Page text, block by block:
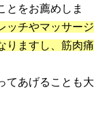
とをお薦めしま
ッチやマッサージ
りますし、筋肉痛
てあげることも大